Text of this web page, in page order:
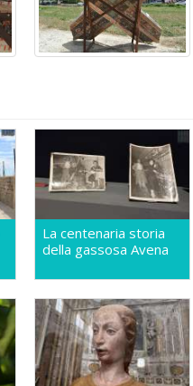
La centenaria storia
della gassosa Avena